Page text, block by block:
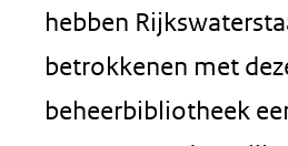
hebben
betrokkenen met
beheerbibliotheek